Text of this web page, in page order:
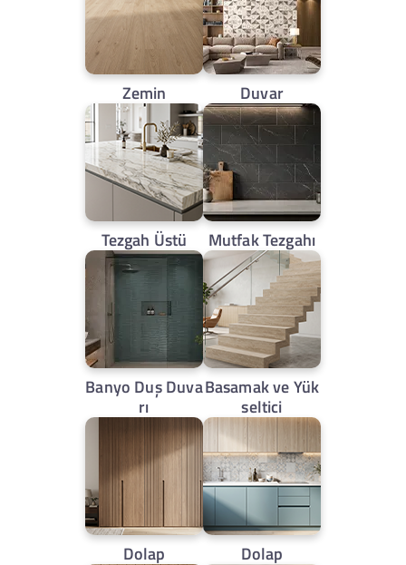
Zemin Duvar
Tezgah Üstü Mutfak Tezgahı
Banyo Duş Duva
rı
Basamak ve Yük
seltici
Dolap Dolap